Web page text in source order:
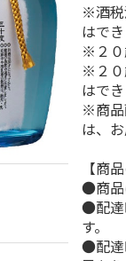
※酒税
はでき
※２０
※２０
はでき
※商品
は、
【商
●商品
●配達
す。
●配達